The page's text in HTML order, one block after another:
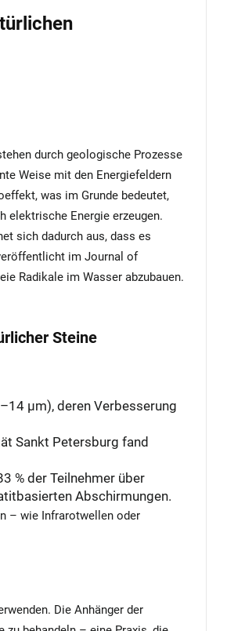
durch geologische Prozesse
Weise mit den Energiefeldern
was im Grunde bedeutet,
elektrische Energie erzeugen.
sich dadurch aus, dass es
im Journal of
Radikale im Wasser abzubauen.
Steine
µm), deren Verbesserung
Sankt Petersburg fand
% der Teilnehmer über
Abschirmungen.
– wie Infrarotwellen oder
Die Anhänger der